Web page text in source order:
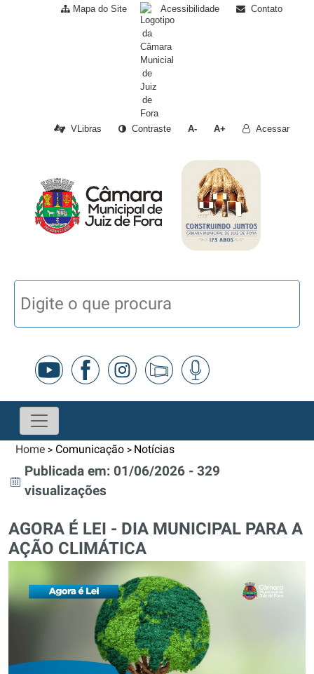
Mapa do Site Acessibilidade Contato
VLibras Contraste A- A+ Acessar
Home > Comunicação > Notícias
Publicada em: 01/06/2026 - 329
visualizações
AGORA É LEI - DIA MUNICIPAL PARA A
AÇÃO CLIMÁTICA